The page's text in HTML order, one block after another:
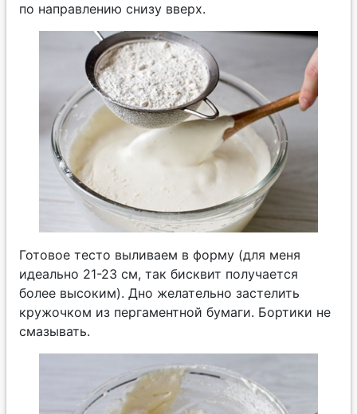
по направлению снизу вверх.
Готовое тесто выливаем в форму (для меня
идеально 21-23 см, так бисквит получается
более высоким). Дно желательно застелить
кружочком из пергаментной бумаги. Бортики не
смазывать.